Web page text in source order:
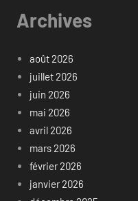
Archives
août 2026
juillet 2026
juin 2026
mai 2026
avril 2026
mars 2026
février 2026
janvier 2026